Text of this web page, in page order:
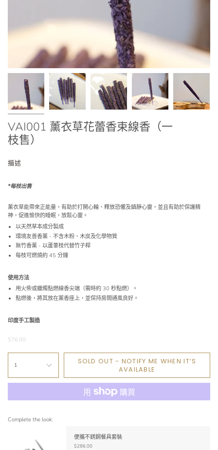
VAI001 薰衣草花蕾香束線香（一
枝售）
描述
*每枝出售
薰衣草能帶來正能量，有助於打開心輪、釋放恐懼及鎮靜心靈，並且有助於保護精
神，促進愉快的睡眠，放鬆心靈。
以天然草本成分製成
環境友善香薰 - 不含木粉、木炭及化學物質
無竹香薰 - 以蘆葦枝代替竹子桿
每枝可燃燒約 45 分鐘
使用方法
用火柴或蠟燭點燃線香尖端（需時約 30 秒點燃）。
點燃後，將其放在薰香座上，並保持房間通風良好。
印度手工製造
$76.00
1
SOLD OUT - NOTIFY ME WHEN IT’S
AVAILABLE
Complete the look:
便攜不銹鋼餐具套裝
$286.00